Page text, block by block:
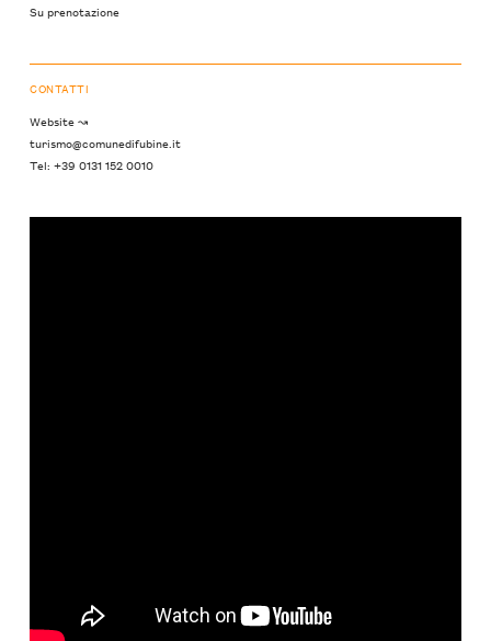
Su prenotazione
CONTATTI
Website ↝
turismo@comunedifubine.it
Tel: +39 0131 152 0010